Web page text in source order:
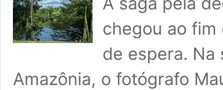
chegou ao fim
de espera. Na
Amazônia, o fotógrafo